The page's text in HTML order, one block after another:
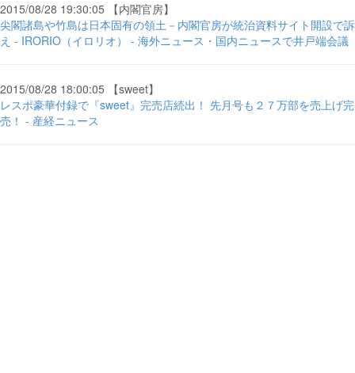
2015/08/28 19:30:05 【内閣官房】
尖閣諸島や竹島は日本固有の領土－内閣官房が統治資料サイト開設で訴
え - IRORIO（イロリオ） - 海外ニュース・国内ニュースで井戸端会議
2015/08/28 18:00:05 【sweet】
レスポ豪華付録で『sweet』完売店続出！ 先月号も２７万部を売上げ完
売！ - 産経ニュース